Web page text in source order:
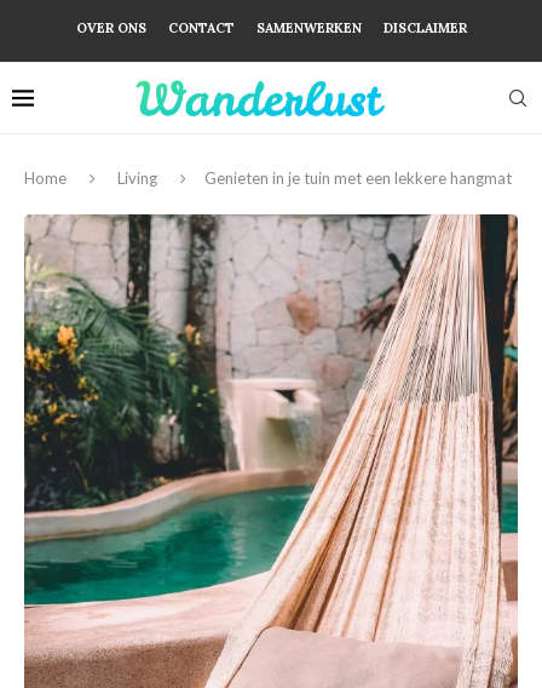
OVER ONS CONTACT SAMENWERKEN DISCLAIMER
Home Living Genieten in je tuin met een lekkere hangmat